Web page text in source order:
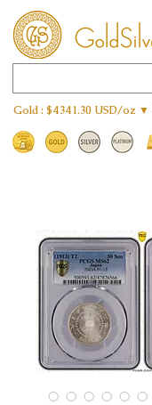
Gold : $4341.30 USD/oz ▼